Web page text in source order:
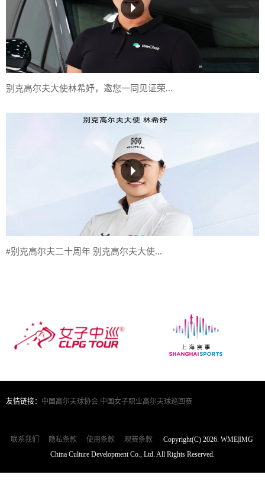
别克高尔夫大使林希妤，邀您一同见证荣...
#别克高尔夫二十周年 别克高尔夫大使...
友情链接： 中国高尔夫球协会 中国女子职业高尔夫球巡回赛
联系我们 隐私条款 使用条款 观赛条款
Copyright(C) 2026. WME|IMG
China Culture Development Co., Ltd. All Rights Reserved.